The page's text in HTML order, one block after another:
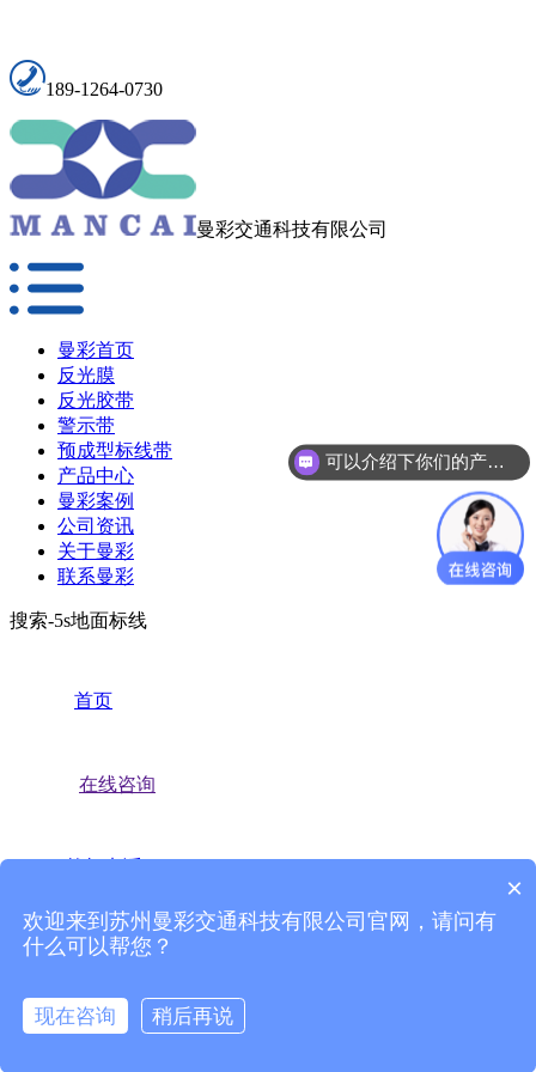
189-1264-0730
曼彩交通科技有限公司
曼彩首页
反光膜
反光胶带
警示带
预成型标线带
产品中心
曼彩案例
公司资讯
关于曼彩
联系曼彩
搜索-5s地面标线
首页
在线咨询
产品中心
常见问题
可以介绍下你们的产品么？
×
欢迎来到苏州曼彩交通科技有限公司官网，请问有
什么可以帮您？
现在咨询 稍后再说